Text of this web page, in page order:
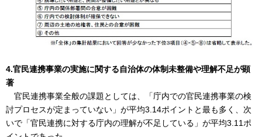
4.官民連携事業の実施に関する自治体の体制未整備や理解不足が顕
著
官民連携事業全般の課題としては、「庁内での官民連携事業の検
討プロセスが定まっていない」が平均3.14ポイントと最も多く、次
いで「官民連携に対する庁内の理解が不足している」が平均3.11ポ